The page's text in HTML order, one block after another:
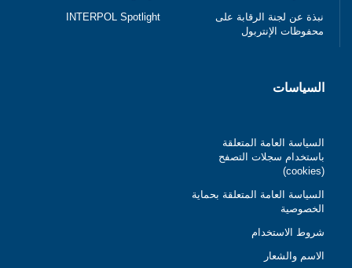
نبذة عن لجنة الرقابة على
محفوظات الإنتربول
INTERPOL Spotlight
السياسات
السياسة العامة المتعلقة
باستخدام سجلات التصفح
(cookies)
السياسة العامة المتعلقة بحماية
الخصوصية
شروط الاستخدام
الاسم والشعار